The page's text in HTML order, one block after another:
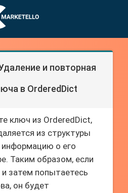
и повторная
в OrderedDict
ключ из OrderedDict,
из структуры
о его
Таким образом, если
затем попытаетесь
он будет